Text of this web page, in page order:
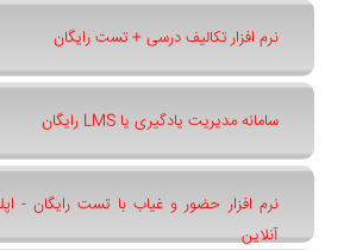
نرم افزار تکالیف درسی + تست رایگان
سامانه مدیریت یادگیری یا LMS رایگان
نرم افزار حضور و غیاب با تست رایگان -
آنلاین